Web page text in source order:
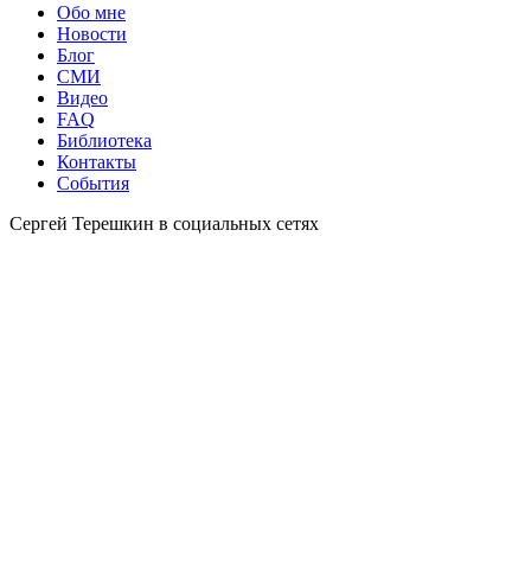
Обо мне
Новости
Блог
СМИ
Видео
FAQ
Библиотека
Контакты
События
Сергей Терешкин в социальных сетях